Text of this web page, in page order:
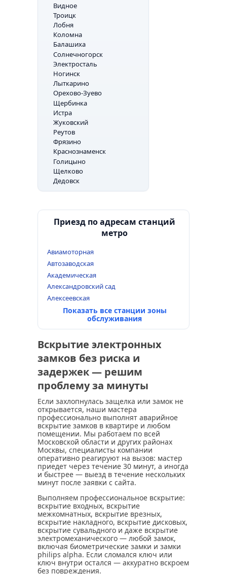
Видное
Троицк
Лобня
Коломна
Балашиха
Солнечногорск
Электросталь
Ногинск
Лыткарино
Орехово-Зуево
Щербинка
Истра
Жуковский
Реутов
Фрязино
Краснознаменск
Голицыно
Щелково
Дедовск
Приезд по адресам станций
метро
Авиамоторная
Автозаводская
Академическая
Александровский сад
Алексеевская
Показать все станции зоны
обслуживания
Вскрытие электронных
замков без риска и
задержек — решим
проблему за минуты
Если захлопнулась защелка или замок не
открывается, наши мастера
профессионально выполнят аварийное
вскрытие замков в квартире и любом
помещении. Мы работаем по всей
Московской области и других районах
Москвы, специалисты компании
оперативно реагируют на вызов: мастер
приедет через течение 30 минут, а иногда
и быстрее — выезд в течение нескольких
минут после заявки с сайта.
Выполняем профессиональное вскрытие:
вскрытие входных, вскрытие
межкомнатных, вскрытие врезных,
вскрытие накладного, вскрытие дисковых,
вскрытие сувальдного и даже вскрытие
электромеханического — любой замок,
включая биометрические замки и замки
philips alpha. Если сломался ключ или
ключ внутри остался — аккуратно вскроем
без повреждения.